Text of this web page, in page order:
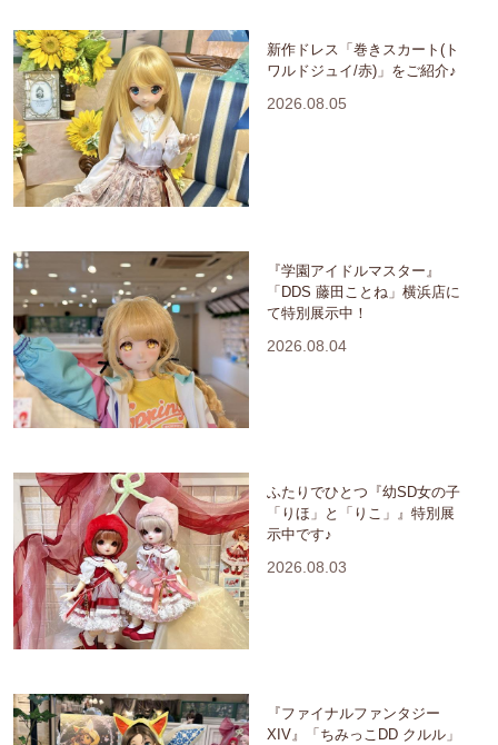
新作ドレス「巻きスカート(ト
ワルドジュイ/赤)」をご紹介♪
2026.08.05
『学園アイドルマスター』
「DDS 藤田ことね」横浜店に
て特別展示中！
2026.08.04
ふたりでひとつ『幼SD女の子
「りほ」と「りこ」』特別展
示中です♪
2026.08.03
『ファイナルファンタジー
XIV』「ちみっこDD クルル」